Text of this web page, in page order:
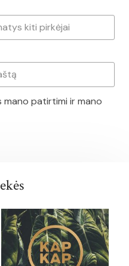
mano patirtimi ir mano